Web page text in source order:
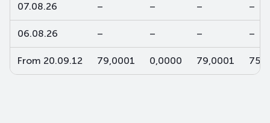
07.08.26 – – – –
06.08.26 – – – –
From 20.09.12 79,0001 0,0000 79,0001